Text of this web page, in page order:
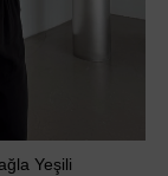
Yeşili